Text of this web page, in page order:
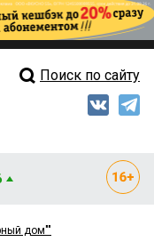
выпуск
Поиск по сайту
дом""